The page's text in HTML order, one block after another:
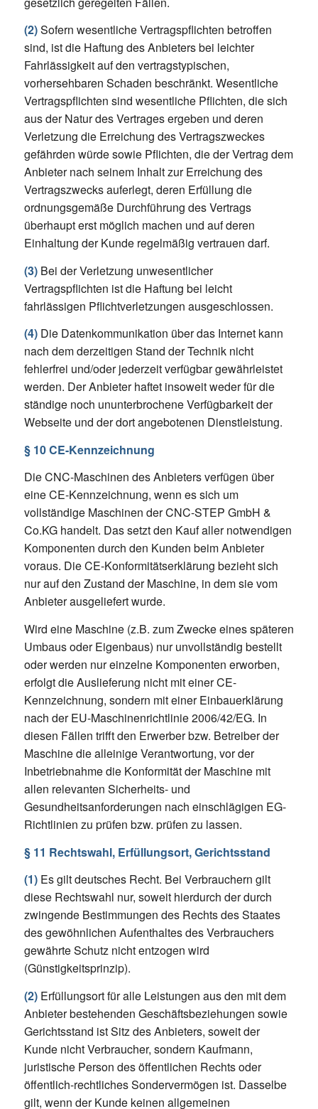
(2)Sofern wesentliche Vertragspflichten betroffen
sind, ist die Haftung des Anbieters bei leichter
Fahrlässigkeit auf den vertragstypischen,
vorhersehbaren Schaden beschränkt. Wesentliche
Vertragspflichten sind wesentliche Pflichten, die sich
aus der Natur des Vertrages ergeben und deren
Verletzung die Erreichung des Vertragszweckes
gefährden würde sowie Pflichten, die der Vertrag dem
Anbieter nach seinem Inhalt zur Erreichung des
Vertragszwecks auferlegt, deren Erfüllung die
ordnungsgemäße Durchführung des Vertrags
überhaupt erst möglich machen und auf deren
Einhaltung der Kunde regelmäßig vertrauen darf.
(3)Bei der Verletzung unwesentlicher
Vertragspflichten ist die Haftung bei leicht
fahrlässigen Pflichtverletzungen ausgeschlossen.
(4)Die Datenkommunikation über das Internet kann
nach dem derzeitigen Stand der Technik nicht
fehlerfrei und/oder jederzeit verfügbar gewährleistet
werden. Der Anbieter haftet insoweit weder für die
ständige noch ununterbrochene Verfügbarkeit der
Webseite und der dort angebotenen Dienstleistung.
§ 10 CE-Kennzeichnung
Die CNC-Maschinen des Anbieters verfügen über
eine CE-Kennzeichnung, wenn es sich um
vollständige Maschinen der CNC-STEP GmbH &
Co.KG handelt. Das setzt den Kauf aller notwendigen
Komponenten durch den Kunden beim Anbieter
voraus. Die CE-Konformitätserklärung bezieht sich
nur auf den Zustand der Maschine, in dem sie vom
Anbieter ausgeliefert wurde.
Wird eine Maschine (z.B. zum Zwecke eines späteren
Umbaus oder Eigenbaus) nur unvollständig bestellt
oder werden nur einzelne Komponenten erworben,
erfolgt die Auslieferung nicht mit einer CE-
Kennzeichnung, sondern mit einer Einbauerklärung
nach der EU-Maschinenrichtlinie 2006/42/EG. In
diesen Fällen trifft den Erwerber bzw. Betreiber der
Maschine die alleinige Verantwortung, vor der
Inbetriebnahme die Konformität der Maschine mit
allen relevanten Sicherheits- und
Gesundheitsanforderungen nach einschlägigen EG-
Richtlinien zu prüfen bzw. prüfen zu lassen.
§ 11 Rechtswahl, Erfüllungsort, Gerichtsstand
(1)Es gilt deutsches Recht. Bei Verbrauchern gilt
diese Rechtswahl nur, soweit hierdurch der durch
zwingende Bestimmungen des Rechts des Staates
des gewöhnlichen Aufenthaltes des Verbrauchers
gewährte Schutz nicht entzogen wird
(Günstigkeitsprinzip).
(2)Erfüllungsort für alle Leistungen aus den mit dem
Anbieter bestehenden Geschäftsbeziehungen sowie
Gerichtsstand ist Sitz des Anbieters, soweit der
Kunde nicht Verbraucher, sondern Kaufmann,
juristische Person des öffentlichen Rechts oder
öffentlich-rechtliches Sondervermögen ist. Dasselbe
gilt, wenn der Kunde keinen allgemeinen